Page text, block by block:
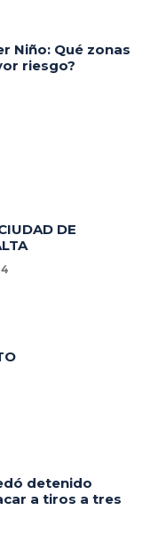
Niño: Qué zonas
riesgo?
DE
detenido
a tiros a tres